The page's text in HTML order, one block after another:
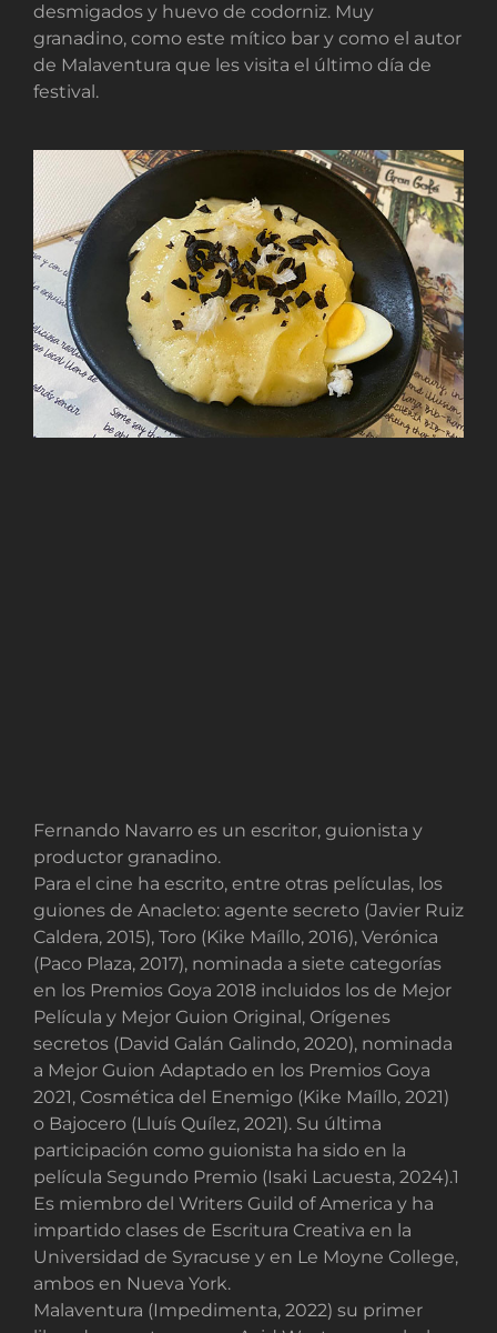
desmigados y huevo de codorniz. Muy
granadino, como este mítico bar y como el autor
de Malaventura que les visita el último día de
festival.
Fernando Navarro es un escritor, guionista y
productor granadino.
Para el cine ha escrito, entre otras películas, los
guiones de Anacleto: agente secreto (Javier Ruiz
Caldera, 2015), Toro (Kike Maíllo, 2016), Verónica
(Paco Plaza, 2017), nominada a siete categorías
en los Premios Goya 2018 incluidos los de Mejor
Película y Mejor Guion Original, Orígenes
secretos (David Galán Galindo, 2020), nominada
a Mejor Guion Adaptado en los Premios Goya
2021, Cosmética del Enemigo (Kike Maíllo, 2021)
o Bajocero (Lluís Quílez, 2021). Su última
participación como guionista ha sido en la
película Segundo Premio (Isaki Lacuesta, 2024).1​
Es miembro del Writers Guild of America y ha
impartido clases de Escritura Creativa en la
Universidad de Syracuse y en Le Moyne College,
ambos en Nueva York.
Malaventura (Impedimenta, 2022) su primer